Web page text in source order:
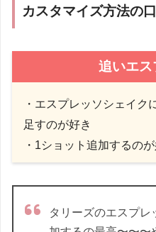
カスタマイズ方法の
追いエス
・エスプレッソシェイク
足すのが好き
・1ショット追加するのが
タリーズのエスプレ